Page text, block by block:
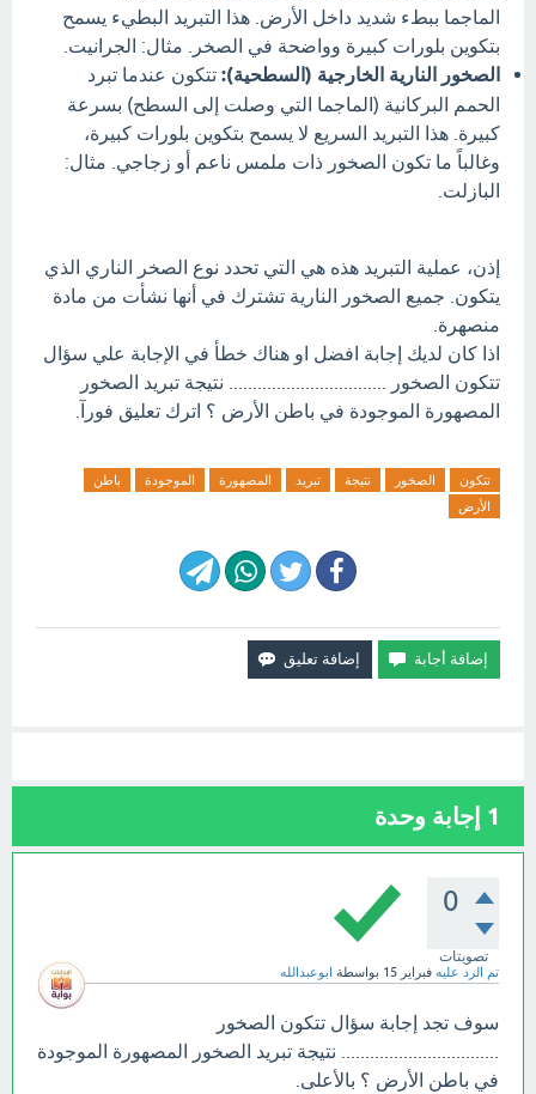
الماجما ببطء شديد داخل الأرض. هذا التبريد البطيء يسمح
بتكوين بلورات كبيرة وواضحة في الصخر. مثال: الجرانيت.
الصخور النارية الخارجية (السطحية): تتكون عندما تبرد
الحمم البركانية (الماجما التي وصلت إلى السطح) بسرعة
كبيرة. هذا التبريد السريع لا يسمح بتكوين بلورات كبيرة،
وغالباً ما تكون الصخور ذات ملمس ناعم أو زجاجي. مثال:
البازلت.
إذن، عملية التبريد هذه هي التي تحدد نوع الصخر الناري الذي
يتكون. جميع الصخور النارية تشترك في أنها نشأت من مادة
منصهرة.
اذا كان لديك إجابة افضل او هناك خطأ في الإجابة علي سؤال
تتكون الصخور ................................. نتيجة تبريد الصخور
المصهورة الموجودة في باطن الأرض ؟ اترك تعليق فورآ.
تتكون الصخور نتيجة تبريد المصهورة الموجودة
باطن
الأرض
1 إجابة وحدة
0
تصويتات
تم الرد عليه فبراير 15 بواسطة ابوعبدالله
سوف تجد إجابة سؤال تتكون الصخور
................................. نتيجة تبريد الصخور المصهورة الموجودة
في باطن الأرض ؟ بالأعلى.